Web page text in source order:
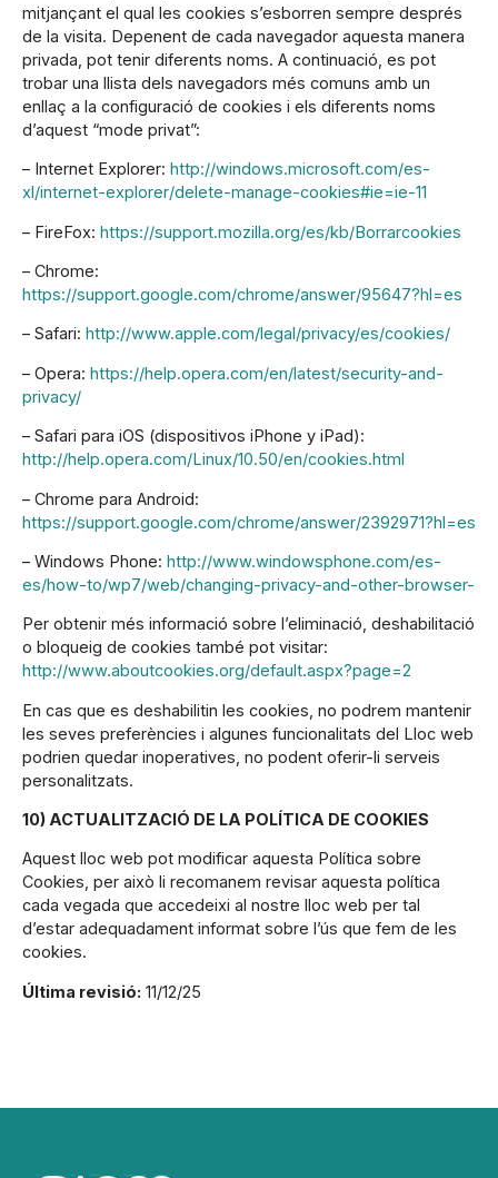
mitjançant el qual les cookies s’esborren sempre després
de la visita. Depenent de cada navegador aquesta manera
privada, pot tenir diferents noms. A continuació, es pot
trobar una llista dels navegadors més comuns amb un
enllaç a la configuració de cookies i els diferents noms
d’aquest “mode privat”:
– Internet Explorer: http://windows.microsoft.com/es-
xl/internet-explorer/delete-manage-cookies#ie=ie-11
– FireFox: https://support.mozilla.org/es/kb/Borrarcookies
– Chrome:
https://support.google.com/chrome/answer/95647?hl=es
– Safari: http://www.apple.com/legal/privacy/es/cookies/
– Opera: https://help.opera.com/en/latest/security-and-
privacy/
– Safari para iOS (dispositivos iPhone y iPad):
http://help.opera.com/Linux/10.50/en/cookies.html
– Chrome para Android:
https://support.google.com/chrome/answer/2392971?hl=es
– Windows Phone: http://www.windowsphone.com/es-
es/how-to/wp7/web/changing-privacy-and-other-browser-
Per obtenir més informació sobre l’eliminació, deshabilitació
o bloqueig de cookies també pot visitar:
http://www.aboutcookies.org/default.aspx?page=2
En cas que es deshabilitin les cookies, no podrem mantenir
les seves preferències i algunes funcionalitats del Lloc web
podrien quedar inoperatives, no podent oferir-li serveis
personalitzats.
10) ACTUALITZACIÓ DE LA POLÍTICA DE COOKIES
Aquest lloc web pot modificar aquesta Política sobre
Cookies, per això li recomanem revisar aquesta política
cada vegada que accedeixi al nostre lloc web per tal
d’estar adequadament informat sobre l’ús que fem de les
cookies.
Última revisió: 11/12/25